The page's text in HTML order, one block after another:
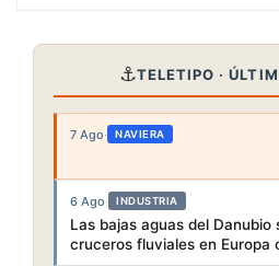
⚓TELETIPO ·
7 Ago· NAVIERA
6 Ago· INDUSTRIA
Las bajas aguas del Danubio
cruceros fluviales en Europa